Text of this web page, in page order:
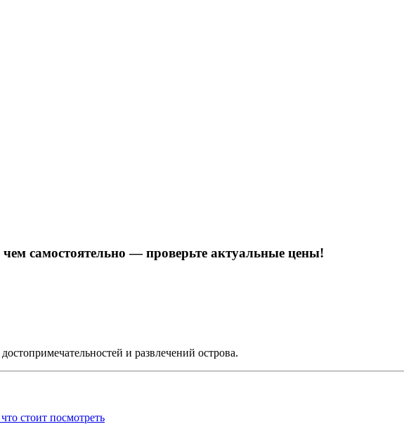
чем самостоятельно — проверьте актуальные цены!
и развлечений острова.
стоит посмотреть